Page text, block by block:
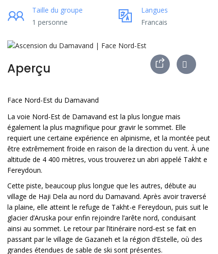
Taille du groupe
1 personne
Langues
Francais
Aperçu
Face Nord-Est du Damavand
La voie Nord-Est de Damavand est la plus longue mais
également la plus magnifique pour gravir le sommet. Elle
requiert une certaine expérience en alpinisme, et la montée peut
être extrêmement froide en raison de la direction du vent. À une
altitude de 4 400 mètres, vous trouverez un abri appelé Takht e
Fereydoun.
Cette piste, beaucoup plus longue que les autres, débute au
village de Haji Dela au nord du Damavand. Après avoir traversé
la plaine, elle atteint le refuge de Takht-e Fereydoun, puis suit le
glacier d’Aruska pour enfin rejoindre l’arête nord, conduisant
ainsi au sommet. Le retour par l’itinéraire nord-est se fait en
passant par le village de Gazaneh et la région d’Estelle, où des
grandes étendues de sable de ski sont présentes.